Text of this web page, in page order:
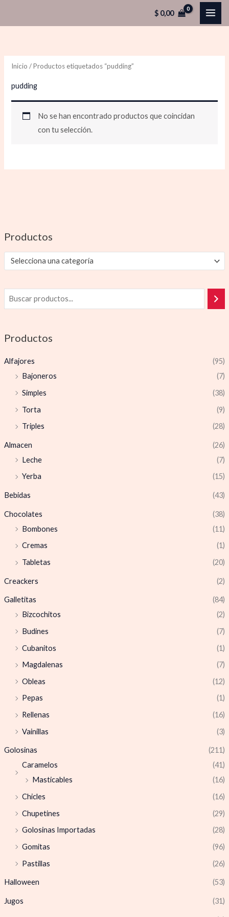
$0,00
Productos
Selecciona una categoría
Productos
Alfajores
(95)
Bajoneros
(7)
Simples
(38)
Torta
(9)
Triples
(28)
Almacen
(26)
Leche
(7)
Yerba
(15)
Bebidas (43)
Chocolates
(38)
Bombones
(11)
Cremas
(1)
Tabletas
(20)
Creackers (2)
Galletitas
(84)
Bizcochitos
(2)
Budines
(7)
Cubanitos
(1)
Magdalenas
(7)
Obleas
(12)
Pepas
(1)
Rellenas
(16)
Vainillas
(3)
Golosinas
(211)
Caramelos
(41)
Masticables
(16)
Chicles
(16)
Chupetines
(29)
Golosinas Importadas
(28)
Gomitas
(96)
Pastillas
(26)
Halloween (53)
Jugos (31)
Inicio / Productos etiquetados “pudding”
pudding
No se han encontrado productos que coincidan
con tu selección.